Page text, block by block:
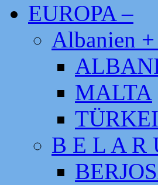
EUROPA –
Albanien
MALTA
TÜRKEI
B E L A R